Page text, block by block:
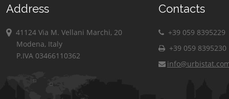
Address
41124 Via M. Vellani Marchi, 20
Modena, Italy
P.IVA 03466110362
Contacts
+39 059 8395229
+39 059 8395230